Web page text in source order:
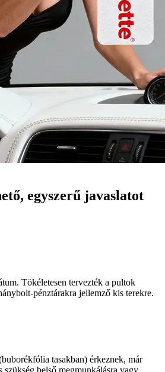
egyszerű javaslatot
Tökéletesen tervezték a pultok
pénztárakra jellemző kis terekre.
tasakban) érkeznek, már
belső megmunkálásra vagy